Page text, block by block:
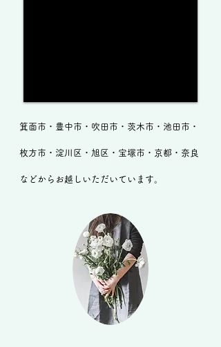
箕面市・豊中市・吹田市・茨木市・池田市・
枚方市・淀川区・旭区・ 宝塚市・京都・奈良
などからお越しいただいています。